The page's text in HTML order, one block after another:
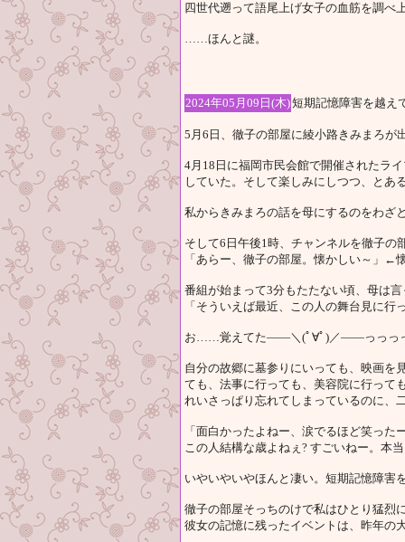
四世代遡って語尾上げ女子の血筋を調べ
……ほんと謎。
2024年05月09日(木)短期記憶障害を越え
5月6日、徹子の部屋に綾小路きみまろが
4月18日に福岡市民会館で開催されたラ
していた。そして楽しみにしつつ、とあ
私からきみまろの話を母にするのをわざ
そして6日午後1時、チャンネルを徹子の
「あらー、徹子の部屋。懐かしい～」←
番組が始まって3分もたたない頃、母は言
「そういえば最近、この人の舞台見に行
お……覚えてた――＼(ﾟ∀ﾟ)／――っっっ
自分の故郷に墓参りにいっても、映画を
ても、法事に行っても、美容院に行って
れいさっぱり忘れてしまっているのに、
「面白かったよねー、涙でるほど笑っ
この人結構な歳よねぇ? すごいねー。本
いやいやいやほんと凄い。短期記憶障害
徹子の部屋そっちのけで私はひとり猛烈
彼女の記憶に残ったイベントは、昨年の